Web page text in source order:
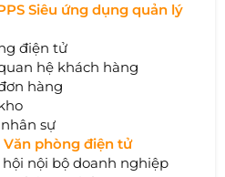
Siêu ứng dụng quản lý
điện tử
hệ khách hàng
hàng
sự
Văn phòng điện tử
hội nội bộ doanh nghiệp